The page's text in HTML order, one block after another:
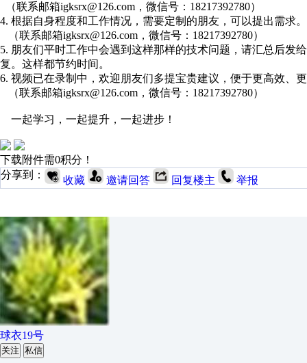
（联系邮箱igksrx@126.com，微信号：18217392780）
4. 根据自身程度和工作情况，需要定制的朋友，可以提出需求。
（联系邮箱igksrx@126.com，微信号：18217392780）
5. 朋友们平时工作中会遇到这样那样的技术问题，请汇总后
复。这样都节约时间。
6. 视频已在录制中，欢迎朋友们多提宝贵建议，便于更高效、
（联系邮箱igksrx@126.com，微信号：18217392780）
一起学习，一起提升，一起进步！
下载附件需0积分！
分享到：
收藏 邀请回答 回复楼主 举报
球衣19号
关注 私信